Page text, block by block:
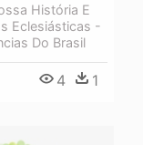
História E
Eclesiásticas -
Do Brasil
4 1